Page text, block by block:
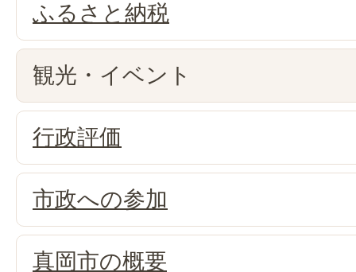
ふるさと納税
観光・イベント
行政評価
市政への参加
真岡市の概要